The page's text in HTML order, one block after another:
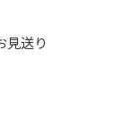
見送り